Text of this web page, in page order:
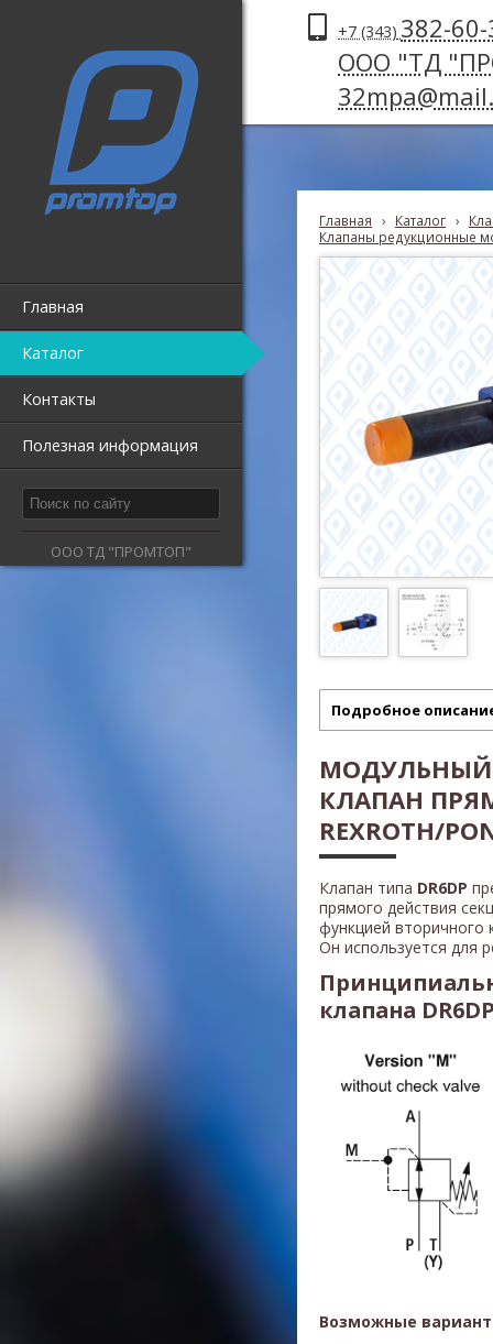
Главная
Каталог
Контакты
Полезная информация
ООО ТД "ПРОМТОП"
+7 (343) 382-
ООО "ТД
Главная › Каталог ›
Клапаны редукционные
Подробное
КЛАПАН
REXROTH/
Клапан типа DR6DP
прямого действия
функцией вторичного
Он используется для
клапана
Возможные